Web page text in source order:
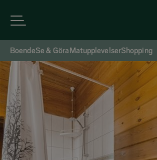
BoendeSe & GöraMatupplevelserShopping